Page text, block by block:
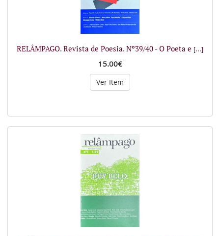
RELÂMPAGO. Revista de Poesia. Nº39/40 - O Poeta e [...]
15.00€
Ver Item